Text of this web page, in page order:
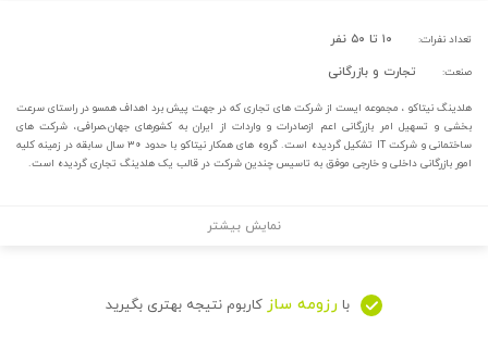
تعداد نفرات: ۱۰ تا ۵۰ نفر
صنعت: تجارت و بازرگانی
هلدینگ نیتاکو ، مجموعه ایست از شرکت های تجاری که در جهت پیش برد اهداف همسو در راستای سرعت
بخشی و تسهیل امر بازرگانی اعم ازصادرات و واردات از ایران به کشورهای جهان،صرافی، شرکت های
ساختمانی و شرکت IT تشکیل گردیده است. گروه های همکار نیتاکو با حدود ۳۰ سال سابقه در زمینه کلیه
امور بازرگانی داخلی و خارجی موفق به تاسیس چندین شرکت در قالب یک هلدینگ تجاری گردیده است.
نمایش بیشتر
با رزومه ساز کاربوم نتیجه بهتری بگیرید